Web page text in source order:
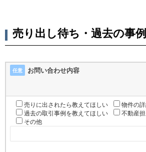
売り出し待ち・過去の事
任意 お問い合わせ内容
売りに出されたら教えてほしい
物件の
過去の取引事例を教えてほしい
不動産
その他